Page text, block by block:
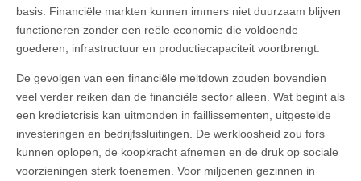
basis. Financiële markten kunnen immers niet duurzaam blijven
functioneren zonder een reële economie die voldoende
goederen, infrastructuur en productiecapaciteit voortbrengt.
De gevolgen van een financiële meltdown zouden bovendien
veel verder reiken dan de financiële sector alleen. Wat begint als
een kredietcrisis kan uitmonden in faillissementen, uitgestelde
investeringen en bedrijfssluitingen. De werkloosheid zou fors
kunnen oplopen, de koopkracht afnemen en de druk op sociale
voorzieningen sterk toenemen. Voor miljoenen gezinnen in